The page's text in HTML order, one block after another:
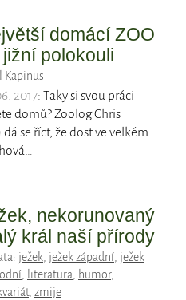
domácí ZOO
jižní polokouli
Kapinus
2017: Taky si svou práci
domů? Zoolog Chris
se říct, že dost ve velkém.
nekorunovaný
král naší přírody
ježek, ježek západní, ježek
, literatura, humor,
, zmije